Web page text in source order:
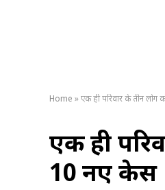
Home »एक ही परिवार के तीन लोग
एक ही
10 नए केस